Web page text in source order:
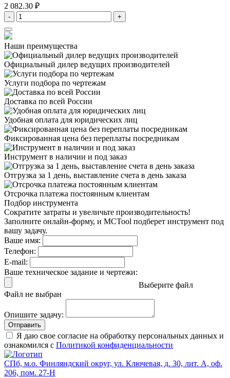
2 082.30 ₽
- +
Наши преимущества
Официальный дилер ведущих производителей
Услуги подбора по чертежам
Доставка по всей России
Удобная оплата для юридических лиц
Фиксированная цена без переплаты посредникам
Инструмент в наличии и под заказ
Отгрузка за 1 день, выставление счета в день заказа
Отсрочка платежа постоянным клиентам
Подбор инструмента
Сократите затраты и увеличьте производительность!
Заполните онлайн-форму, и MCTool подберет инструмент под
вашу задачу.
Ваше имя:
Телефон:
E-mail:
Ваше техническое задание и чертежи:
Выберите файл
Файл не выбран
Опишите задачу:
Отправить
Я даю свое согласие на обработку персональных данных и
ознакомился с Политикой конфиденциальности
СПб, м.о. Финляндский округ, ул. Ключевая, д. 30, лит. А, оф.
206, пом. 27-Н